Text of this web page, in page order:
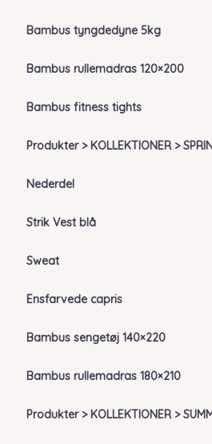
Bambus tyngdedyne 5kg
Bambus rullemadras 120×200
Bambus fitness tights
Produkter > KOLLEKTIONER >
Nederdel
Strik Vest blå
Sweat
Ensfarvede capris
Bambus sengetøj 140×220
Bambus rullemadras 180×210
Produkter > KOLLEKTIONER >